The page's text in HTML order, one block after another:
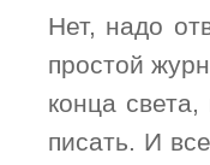
Нет, надо
простой
конца
писать. И